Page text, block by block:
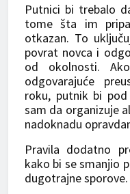
Putnici bi trebalo
tome šta im
otkazan. To
povrat novca i
od okolnosti.
odgovarajuće
roku, putnik bi
sam da organizuje
nadoknadu
Pravila dodatno
kako bi se smanjio
dugotrajne sporove.